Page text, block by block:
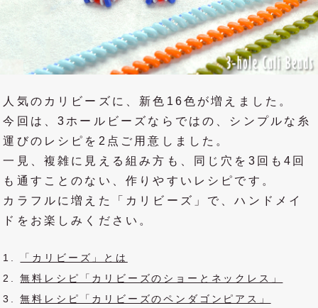
人気のカリビーズに、新色16色が増えました。
今回は、3ホールビーズならではの、シンプルな糸
運びのレシピを2点ご用意しました。
一見、複雑に見える組み方も、同じ穴を3回も4回
も通すことのない、作りやすいレシピです。
カラフルに増えた「カリビーズ」で、ハンドメイ
ドをお楽しみください。
「カリビーズ」とは
無料レシピ「カリビーズのショーとネックレス」
無料レシピ「カリビーズのペンダゴンピアス」